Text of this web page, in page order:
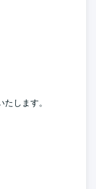
します。